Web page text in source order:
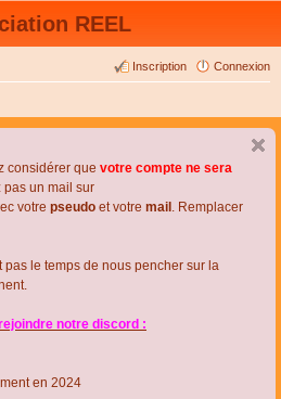
REEL
Connexion
Inscription
considérer que votre compte ne sera
pas un mail sur
votre pseudo et votre mail . Remplacer
le temps de nous pencher sur la
notre discord :
en 2024